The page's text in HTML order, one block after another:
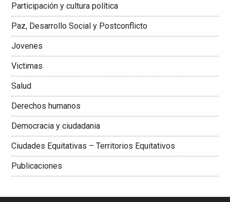
Colombiana
Participación y cultura política
Paz, Desarrollo Social y Postconflicto
Jovenes
Victimas
Salud
Derechos humanos
Democracia y ciudadania
Ciudades Equitativas – Territorios Equitativos
Publicaciones